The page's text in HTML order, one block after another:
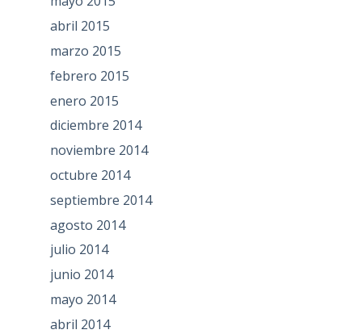
abril 2015
marzo 2015
febrero 2015
enero 2015
diciembre 2014
noviembre 2014
octubre 2014
septiembre 2014
agosto 2014
julio 2014
junio 2014
mayo 2014
abril 2014